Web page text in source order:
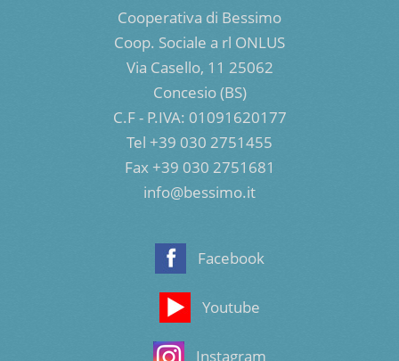
Cooperativa di Bessimo
Coop. Sociale a rl ONLUS
Via Casello, 11 25062
Concesio (BS)
C.F - P.IVA: 01091620177
Tel +39 030 2751455
Fax +39 030 2751681
info@bessimo.it
Facebook
Youtube
Instagram